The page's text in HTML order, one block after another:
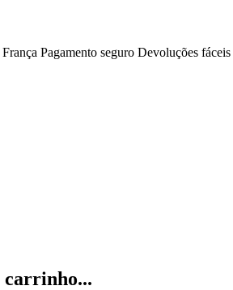
Pagamento seguro Devoluções fáceis
carrinho...